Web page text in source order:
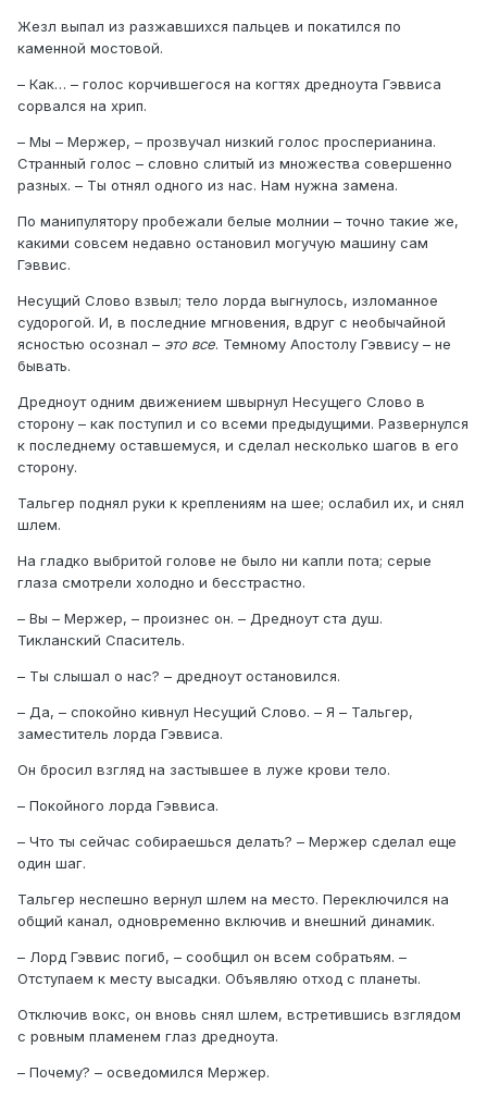
Жезл выпал из разжавшихся пальцев и покатился по
каменной мостовой.
– Как… – голос корчившегося на когтях дредноута Гэввиса
сорвался на хрип.
– Мы – Мержер, – прозвучал низкий голос просперианина.
Странный голос – словно слитый из множества совершенно
разных. – Ты отнял одного из нас. Нам нужна замена.
По манипулятору пробежали белые молнии – точно такие же,
какими совсем недавно остановил могучую машину сам
Гэввис.
Несущий Слово взвыл; тело лорда выгнулось, изломанное
судорогой. И, в последние мгновения, вдруг с необычайной
ясностью осознал – это все. Темному Апостолу Гэввису – не
бывать.
Дредноут одним движением швырнул Несущего Слово в
сторону – как поступил и со всеми предыдущими. Развернулся
к последнему оставшемуся, и сделал несколько шагов в его
сторону.
Тальгер поднял руки к креплениям на шее; ослабил их, и снял
шлем.
На гладко выбритой голове не было ни капли пота; серые
глаза смотрели холодно и бесстрастно.
– Вы – Мержер, – произнес он. – Дредноут ста душ.
Тикланский Спаситель.
– Ты слышал о нас? – дредноут остановился.
– Да, – спокойно кивнул Несущий Слово. – Я – Тальгер,
заместитель лорда Гэввиса.
Он бросил взгляд на застывшее в луже крови тело.
– Покойного лорда Гэввиса.
– Что ты сейчас собираешься делать? – Мержер сделал еще
один шаг.
Тальгер неспешно вернул шлем на место. Переключился на
общий канал, одновременно включив и внешний динамик.
– Лорд Гэввис погиб, – сообщил он всем собратьям. –
Отступаем к месту высадки. Объявляю отход с планеты.
Отключив вокс, он вновь снял шлем, встретившись взглядом
с ровным пламенем глаз дредноута.
– Почему? – осведомился Мержер.